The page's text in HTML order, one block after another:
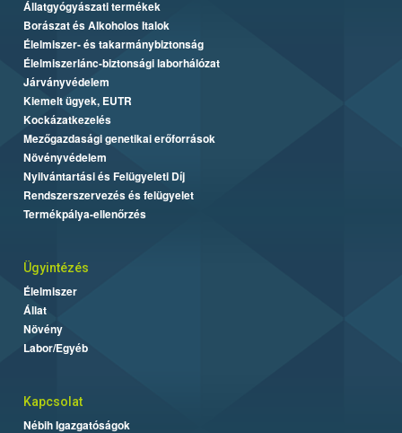
Állatgyógyászati termékek
Borászat és Alkoholos Italok
Élelmiszer- és takarmánybiztonság
Élelmiszerlánc-biztonsági laborhálózat
Járványvédelem
Kiemelt ügyek, EUTR
Kockázatkezelés
Mezőgazdasági genetikai erőforrások
Növényvédelem
Nyilvántartási és Felügyeleti Díj
Rendszerszervezés és felügyelet
Termékpálya-ellenőrzés
Ügyintézés
Élelmiszer
Állat
Növény
Labor/Egyéb
Kapcsolat
Nébih Igazgatóságok